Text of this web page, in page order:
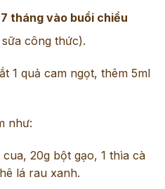
tháng vào buổi chiều
công thức).
1 quả cam ngọt, thêm 5ml
như:
20g bột gạo, 1 thìa cà
lá rau xanh.